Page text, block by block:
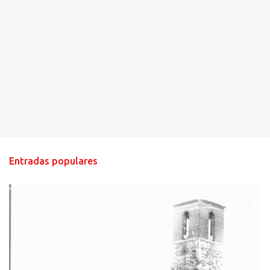
Entradas populares